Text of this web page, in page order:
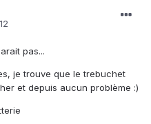
pas...
je trouve que le trebuchet
et depuis aucun problème :)